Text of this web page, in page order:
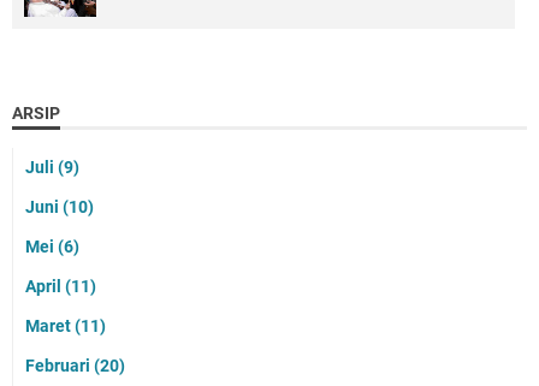
ARSIP
Juli (9)
Juni (10)
Mei (6)
April (11)
Maret(11)
Februari (20)